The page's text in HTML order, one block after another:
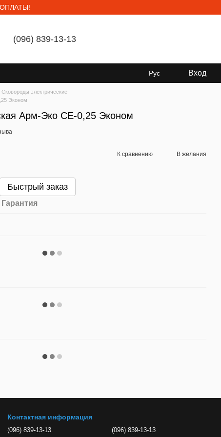
(096) 839-13-13
Рус Вход
Сковороды электрические
Эконом
Арм-Эко СЕ-0,25 Эконом
К сравнению В желания
Быстрый заказ
Гарантия
Контактная информация
(096) 839-13-13 (096) 839-13-13